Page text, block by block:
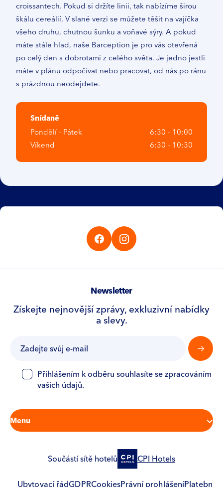
croissantech. Pokud si držíte linii, tak nabízíme širou
škálu cereálií. V slané verzi se můžete těšit na vajíčka
všeho druhu, chutnou šunku a voňavé sýry. A pokud
máte stále hlad, naše Barception je pro vás otevřená
po celý den s dobrotami z celého světa. Je jedno jestli
máte v plánu odpočívat nebo pracovat, od nás po ránu
s prázdnou neodejdete.
Snídaně
Pondělí ⁠⁠⁠⁠⁠⁠⁠⁠⁠⁠⁠⁠⁠⁠⁠⁠⁠⁠⁠⁠⁠⁠-⁠⁠⁠⁠⁠⁠⁠⁠⁠⁠⁠⁠⁠⁠⁠⁠⁠⁠⁠⁠⁠⁠ Pátek
6:30 ⁠⁠⁠⁠⁠⁠⁠⁠⁠⁠⁠⁠⁠⁠⁠⁠⁠⁠⁠⁠⁠⁠-⁠⁠⁠⁠⁠⁠⁠⁠⁠⁠⁠⁠⁠⁠⁠⁠⁠⁠⁠⁠⁠⁠ 10:00
Víkend
6:30 ⁠⁠⁠⁠⁠⁠⁠⁠⁠⁠⁠⁠⁠⁠⁠⁠⁠⁠⁠⁠⁠⁠-⁠⁠⁠⁠⁠⁠⁠⁠⁠⁠⁠⁠⁠⁠⁠⁠⁠⁠⁠⁠⁠⁠ 10:30
Menu
Služby
Newsletter
Získejte nejnovější zprávy, exkluzivní nabídky
a slevy.
Přihlášením k odběru souhlasíte se zpracováním
vašich údajů.
Ubytovací řádGDPRCookiesPrávní prohlášeníPlatební
Součástí sítě hotelů CPI Hotels